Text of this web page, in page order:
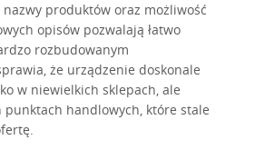
nazwy produktów oraz możliwość
opisów pozwalają łatwo
rozbudowanym
że urządzenie doskonale
w niewielkich sklepach, ale
handlowych, które stale